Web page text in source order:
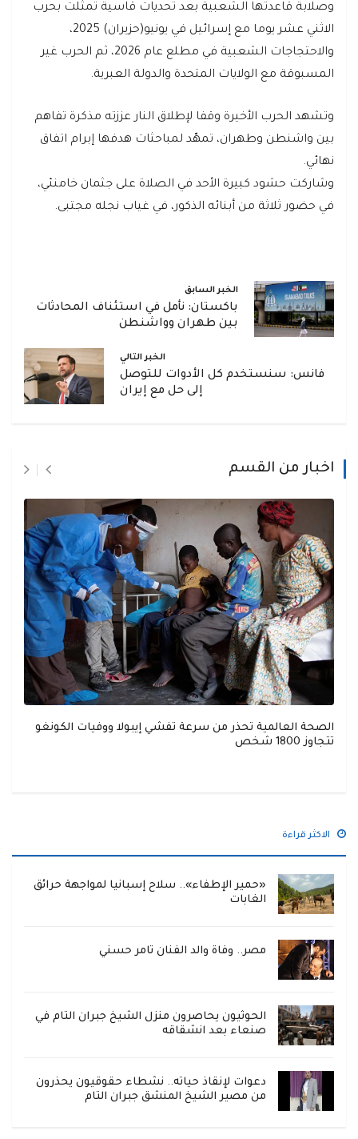
وصلابة قاعدتها الشعبية بعد تحديات قاسية تمثّلت بحرب
الاثني عشر يوما مع إسرائيل في يونيو(حزيران) 2025،
والاحتجاجات الشعبية في مطلع عام 2026، ثم الحرب غير
المسبوقة مع الولايات المتحدة والدولة العبرية.
وتشهد الحرب الأخيرة وقفا لإطلاق النار عززته مذكرة تفاهم
بين واشنطن وطهران، تمهّد لمباحثات هدفها إبرام اتفاق
نهائي.
وشاركت حشود كبيرة الأحد في الصلاة على جثمان خامنئي،
في حضور ثلاثة من أبنائه الذكور، في غياب نجله مجتبى.
الخبر السابق
باكستان: نأمل في استئناف المحادثات
بين طهران وواشنطن
الخبر التالي
فانس: سنستخدم كل الأدوات للتوصل
إلى حل مع إيران
اخبار من القسم
الصحة العالمية تحذر من سرعة تفشي إيبولا ووفيات الكونغو
تتجاوز 1800 شخص
الاكثر قراءة
«حمير الإطفاء».. سلاح إسبانيا لمواجهة حرائق
الغابات
مصر.. وفاة والد الفنان تامر حسني
الحوثيون يحاصرون منزل الشيخ جبران التام في
صنعاء بعد انشقاقه
دعوات لإنقاذ حياته.. نشطاء حقوقيون يحذرون
من مصير الشيخ المنشق جبران التام